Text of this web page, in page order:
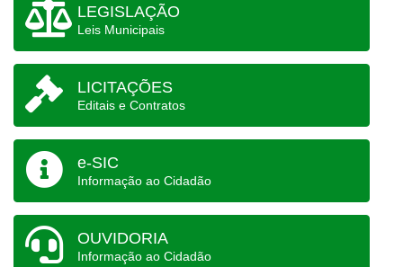
LEGISLAÇÃO
Leis Municipais
LICITAÇÕES
Editais e Contratos
e-SIC
Informação ao Cidadão
OUVIDORIA
Informação ao Cidadão